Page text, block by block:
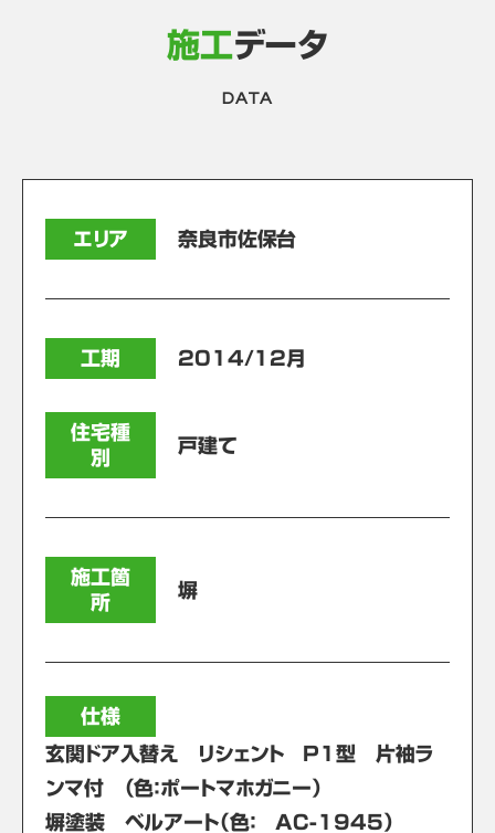
施工データ
DATA
エリア 奈良市佐保台
工期 2014/12月
住宅種
別
戸建て
施工箇
所
塀
仕様
玄関ドア入替え リシェント P1型 片袖ラ
ンマ付 （色：ポートマホガニー）
塀塗装 ベルアート（色： AC-1945）